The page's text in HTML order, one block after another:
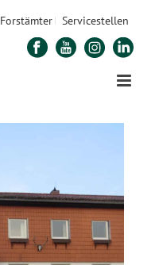
Forstämter Servicestellen